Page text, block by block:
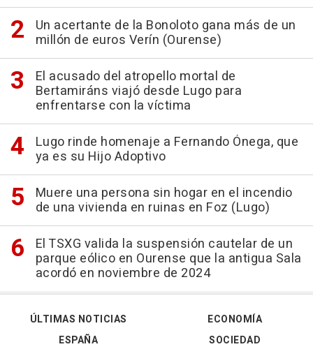
Un acertante de la Bonoloto gana más de un
millón de euros Verín (Ourense)
El acusado del atropello mortal de
Bertamiráns viajó desde Lugo para
enfrentarse con la víctima
Lugo rinde homenaje a Fernando Ónega, que
ya es su Hijo Adoptivo
Muere una persona sin hogar en el incendio
de una vivienda en ruinas en Foz (Lugo)
El TSXG valida la suspensión cautelar de un
parque eólico en Ourense que la antigua Sala
acordó en noviembre de 2024
ÚLTIMAS NOTICIAS
ESPAÑA
ECONOMÍA
SOCIEDAD